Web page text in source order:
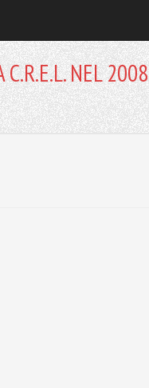
C.R.E.L. NEL 2008